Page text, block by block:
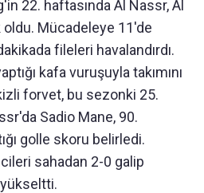
22. haftasında Al Nassr, Al
oldu. Mücadeleye 11'de
fileleri havalandırdı.
kafa vuruşuyla takımını
forvet, bu sezonki 25.
Sadio Mane, 90.
golle skoru belirledi.
sahadan 2-0 galip
yükseltti.